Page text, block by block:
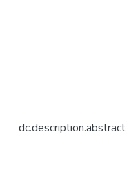
dc.description.abstract